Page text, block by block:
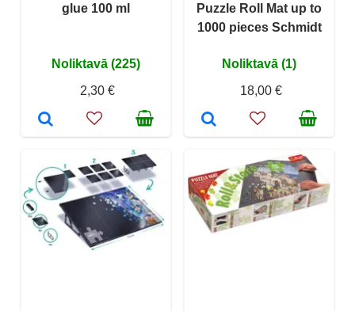
glue 100 ml
Noliktavā (225)
2,30 €
Puzzle Roll Mat up to
1000 pieces Schmidt
Noliktavā (1)
18,00 €